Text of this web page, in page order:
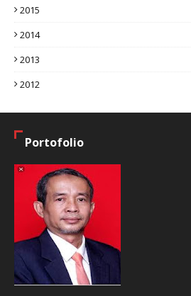
2015
2014
2013
2012
Portofolio